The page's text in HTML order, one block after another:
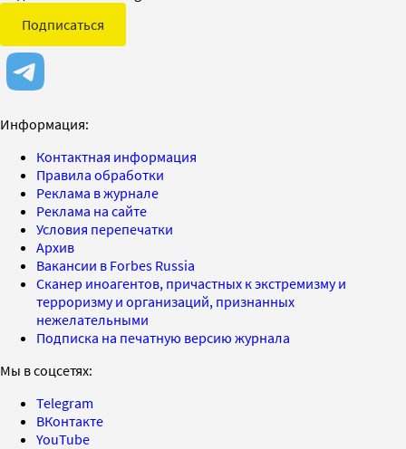
Подписаться
Информация:
Контактная информация
Правила обработки
Реклама в журнале
Реклама на сайте
Условия перепечатки
Архив
Вакансии в Forbes Russia
Сканер иноагентов, причастных к экстремизму и
терроризму и организаций, признанных
нежелательными
Подписка на печатную версию журнала
Мы в соцсетях:
Telegram
ВКонтакте
YouTube